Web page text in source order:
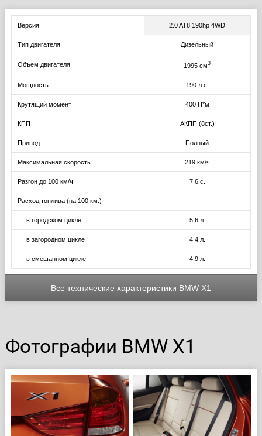
Версия 2.0 AT8 190hp 4WD
Тип двигателя Дизельный
Объем двигателя 1995 см3
Мощность 190 л.с.
Крутящий момент 400 Н*м
КПП АКПП (8ст.)
Привод Полный
Максимальная скорость 219 км/ч
Разгон до 100 км/ч 7.6 с.
Расход топлива (на 100 км.)
в городском цикле 5.6 л.
в загородном цикле 4.4 л.
в смешанном цикле 4.9 л.
Все технические характеристики BMW X1
Фотографии BMW X1